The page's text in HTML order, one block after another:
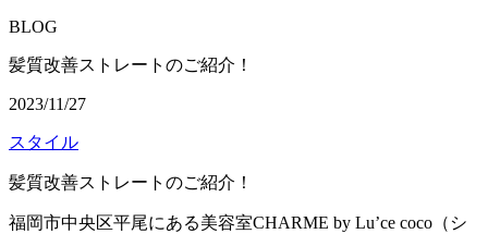
BLOG
髪質改善ストレートのご紹介！
2023/11/27
スタイル
髪質改善ストレートのご紹介！
福岡市中央区平尾にある美容室CHARME by Lu’ce coco（シ